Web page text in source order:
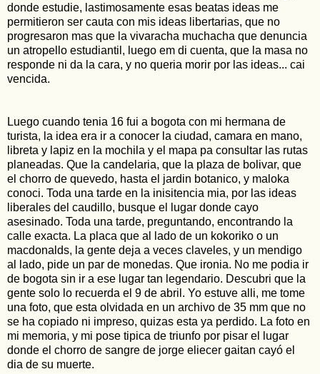
donde estudie, lastimosamente esas beatas ideas me
permitieron ser cauta con mis ideas libertarias, que no
progresaron mas que la vivaracha muchacha que denuncia
un atropello estudiantil, luego em di cuenta, que la masa no
responde ni da la cara, y no queria morir por las ideas... cai
vencida.
Luego cuando tenia 16 fui a bogota con mi hermana de
turista, la idea era ir a conocer la ciudad, camara en mano,
libreta y lapiz en la mochila y el mapa pa consultar las rutas
planeadas. Que la candelaria, que la plaza de bolivar, que
el chorro de quevedo, hasta el jardin botanico, y maloka
conoci. Toda una tarde en la inisitencia mia, por las ideas
liberales del caudillo, busque el lugar donde cayo
asesinado. Toda una tarde, preguntando, encontrando la
calle exacta. La placa que al lado de un kokoriko o un
macdonalds, la gente deja a veces claveles, y un mendigo
al lado, pide un par de monedas. Que ironia. No me podia ir
de bogota sin ir a ese lugar tan legendario. Descubri que la
gente solo lo recuerda el 9 de abril. Yo estuve alli, me tome
una foto, que esta olvidada en un archivo de 35 mm que no
se ha copiado ni impreso, quizas esta ya perdido. La foto en
mi memoria, y mi pose tipica de triunfo por pisar el lugar
donde el chorro de sangre de jorge eliecer gaitan cayó el
dia de su muerte.